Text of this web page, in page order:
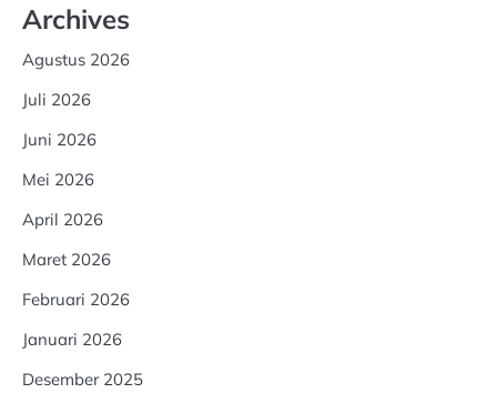
Archives
Agustus 2026
Juli 2026
Juni 2026
Mei 2026
April 2026
Maret 2026
Februari 2026
Januari 2026
Desember 2025